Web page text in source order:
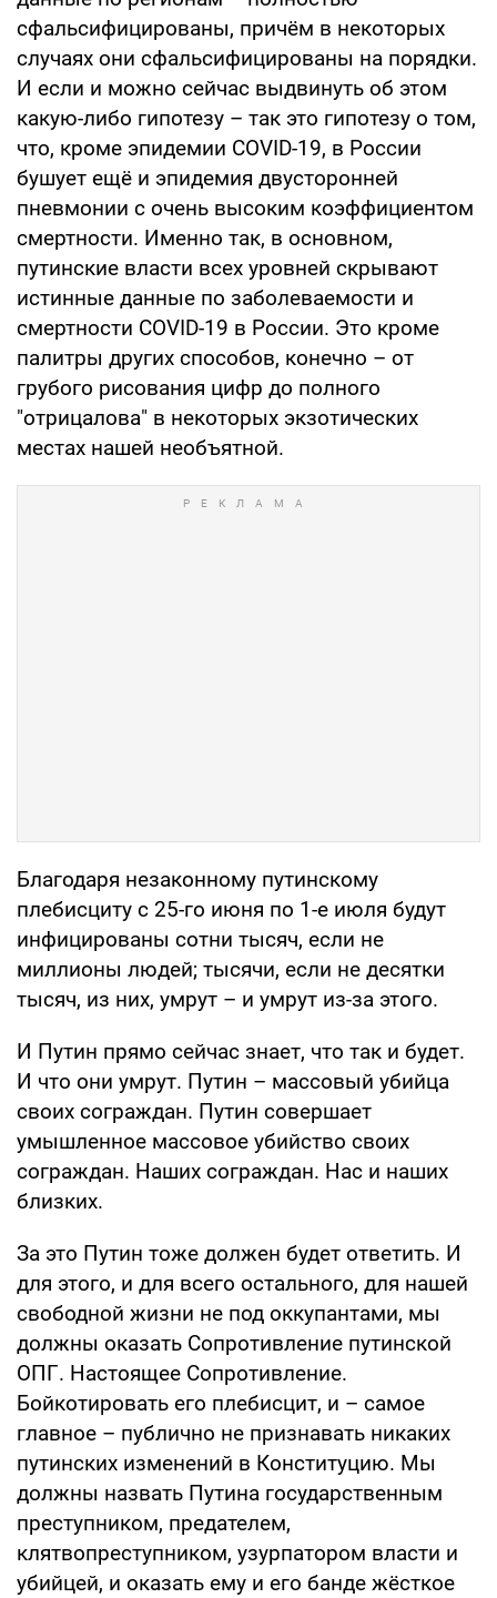
сфальсифицированы, причём в некоторых
случаях они сфальсифицированы на порядки.
И если и можно сейчас выдвинуть об этом
какую-либо гипотезу – так это гипотезу о том,
что, кроме эпидемии COVID-19, в России
бушует ещё и эпидемия двусторонней
пневмонии с очень высоким коэффициентом
смертности. Именно так, в основном,
путинские власти всех уровней скрывают
истинные данные по заболеваемости и
смертности COVID-19 в России. Это кроме
палитры других способов, конечно – от
грубого рисования цифр до полного
"отрицалова" в некоторых экзотических
местах нашей необъятной.
Благодаря незаконному путинскому
плебисциту с 25-го июня по 1-е июля будут
инфицированы сотни тысяч, если не
миллионы людей; тысячи, если не десятки
тысяч, из них, умрут – и умрут из-за этого.
И Путин прямо сейчас знает, что так и будет.
И что они умрут. Путин – массовый убийца
своих сограждан. Путин совершает
умышленное массовое убийство своих
сограждан. Наших сограждан. Нас и наших
близких.
За это Путин тоже должен будет ответить. И
для этого, и для всего остального, для нашей
свободной жизни не под оккупантами, мы
должны оказать Сопротивление путинской
ОПГ. Настоящее Сопротивление.
Бойкотировать его плебисцит, и – самое
главное – публично не признавать никаких
путинских изменений в Конституцию. Мы
должны назвать Путина государственным
преступником, предателем,
клятвопреступником, узурпатором власти и
убийцей, и оказать ему и его банде жёсткое